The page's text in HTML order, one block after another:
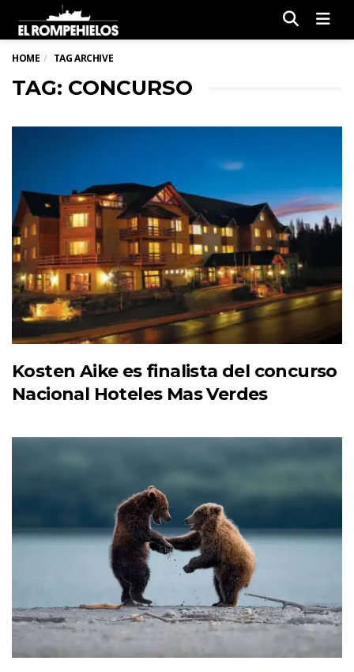
HOME TAG ARCHIVE
TAG: CONCURSO
Kosten Aike es finalista del concurso
Nacional Hoteles Mas Verdes